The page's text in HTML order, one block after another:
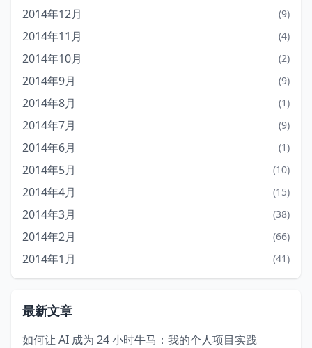
2014年12月 (9)
2014年11月 (4)
2014年10月 (2)
2014年9月 (9)
2014年8月 (1)
2014年7月 (9)
2014年6月 (1)
2014年5月 (10)
2014年4月 (15)
2014年3月 (38)
2014年2月 (66)
2014年1月 (41)
最新文章
如何让 AI 成为 24 小时牛马：我的个人项目实践